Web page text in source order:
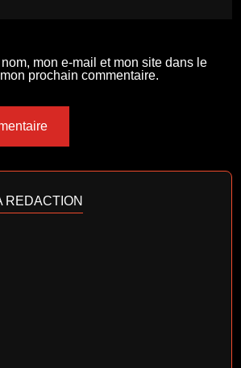
mon e-mail et mon site dans le
prochain commentaire.
REDACTION